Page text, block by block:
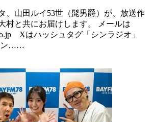
、山田ルイ53世（髭男爵）が、放送作
村と共にお届けします。 メールは
Xはハッシュタグ「シンラジオ」
ン……